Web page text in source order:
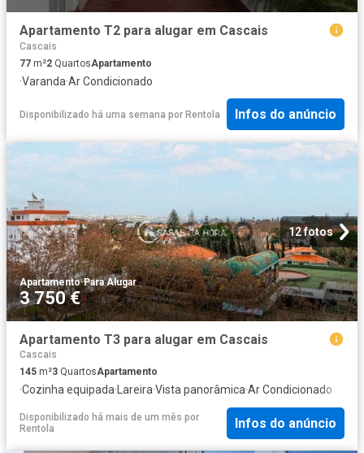
Apartamento T2 para alugar em Cascais
Cascais
77 m²2 QuartosApartamento
·Varanda·Ar Condicionado
Disponibilizado há uma semana por Rentola Infos do anúncio
12 fotos
Apartamento·Para Alugar
3 750 €
Apartamento T3 para alugar em Cascais
Cascais
145 m²3 QuartosApartamento
·Cozinha equipada·Lareira·Vista panorâmica·Ar Condicionado
Disponibilizado há mais de um mês por
Rentola
Infos do anúncio